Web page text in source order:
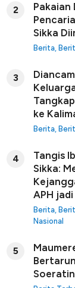
2
Pakaian
Sikka
Berita,
3
ke
Berita,
4
Tangis
Sikka:
APH jadi
Berita,
Nasional
5
Soeratin